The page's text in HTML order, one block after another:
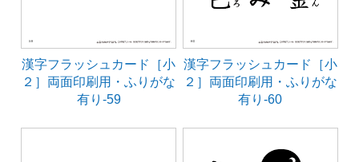
漢字フラッシュカード［小
２］両面印刷用・ふりがな
有り-59
漢字フラッシュカード［小
２］両面印刷用・ふりがな
有り-60